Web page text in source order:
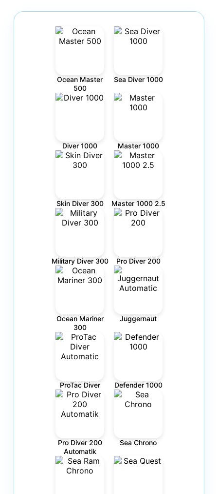
Ocean Master
500
Sea Diver 1000
Diver 1000 Master 1000
Skin Diver 300 Master 1000 2.5
Military Diver 300 Pro Diver 200
Ocean Mariner
300
Juggernaut
ProTac Diver Defender 1000
Pro Diver 200
Automatik
Sea Chrono